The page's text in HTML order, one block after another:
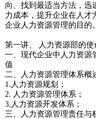
向、找到最适当方法，迅
力成本，提升企业在人才
企业人力资源管理的目的。
第一讲、 人力资源部的
一、现代企业中人力资源
值
二、人力资源管理体系概
1.人力资源规划；
2. 人力资源管理体系；
3.人力资源开发体系；
三、人力资源管理责任与